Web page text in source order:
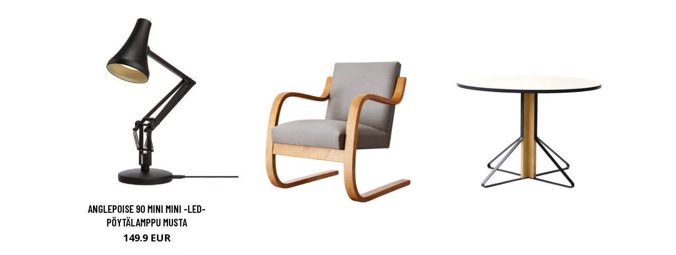
ANGLEPOISE 90 MINI MINI -LED-
PÖYTÄLAMPPU MUSTA
149.9 EUR